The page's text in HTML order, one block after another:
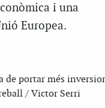
i una
Europea.
de portar més
/ Victor Serri